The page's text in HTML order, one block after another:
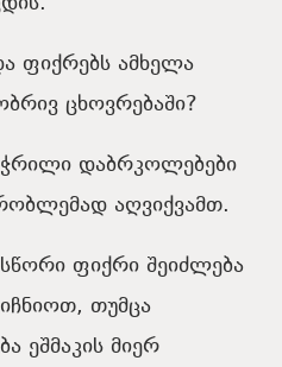
ფიქრებს ამხელა
ცხოვრებაში?
დაბრკოლებები
აღვიქვამთ.
ფიქრი შეიძლება
თუმცა
ეშმაკის მიერ